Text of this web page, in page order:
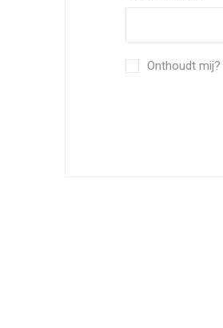
Onthoudt mij?